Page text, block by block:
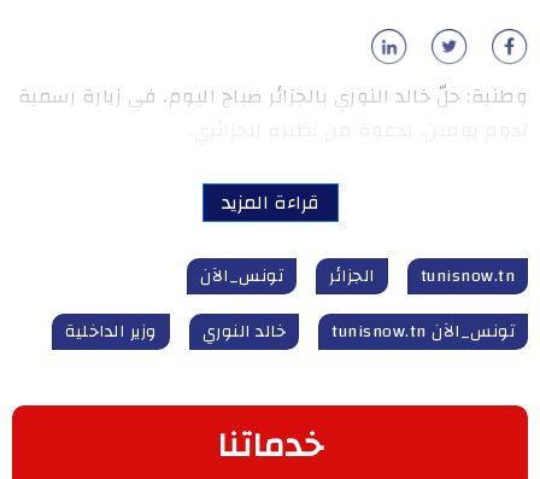
وطنية: حلّ خالد النوري بالجزائر صباح اليوم، في زيارة رسمية
قراءة المزيد
tunisnow.tn الجزائر
تونس_الآن
تونس_الآن tunisnow.tn
خالد النوري وزير الداخلية
خدماتنا